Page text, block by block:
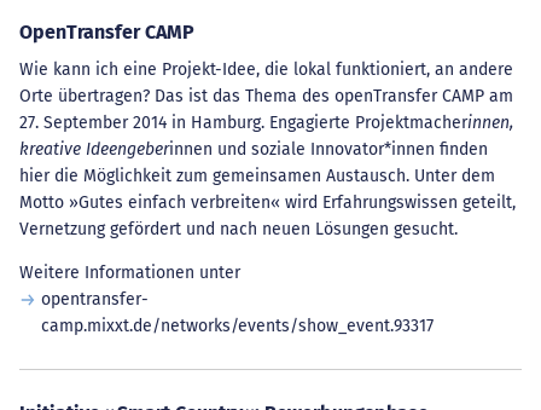
OpenTransfer CAMP
Wie kann ich eine Projekt-Idee, die lokal funktioniert, an andere
Orte übertragen? Das ist das Thema des openTransfer CAMP am
27. September 2014 in Hamburg. Engagierte Projektmacherinnen,
kreative Ideengeberinnen und soziale Innovator*innen finden
hier die Möglichkeit zum gemeinsamen Austausch. Unter dem
Motto »Gutes einfach verbreiten« wird Erfahrungswissen geteilt,
Vernetzung gefördert und nach neuen Lösungen gesucht.
Weitere Informationen unter
opentransfer-
camp.mixxt.de/networks/events/show_event.93317